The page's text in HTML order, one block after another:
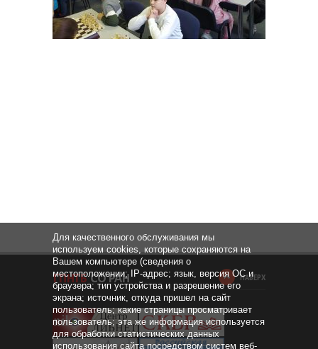
НАВЕРХ
Для качественного обслуживания мы
используем cookies, которые сохраняются на
Вашем компьютере (сведения о
местоположении; IP-адрес; язык, версия ОС и
браузера; тип устройства и разрешение его
экрана; источник, откуда пришел на сайт
пользователь; какие страницы просматривает
пользователь; эта же информация используется
для обработки статистических данных
использования сайта посредством систем веб-